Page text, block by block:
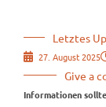
Letztes
27. August 2025
Give a
Informationen